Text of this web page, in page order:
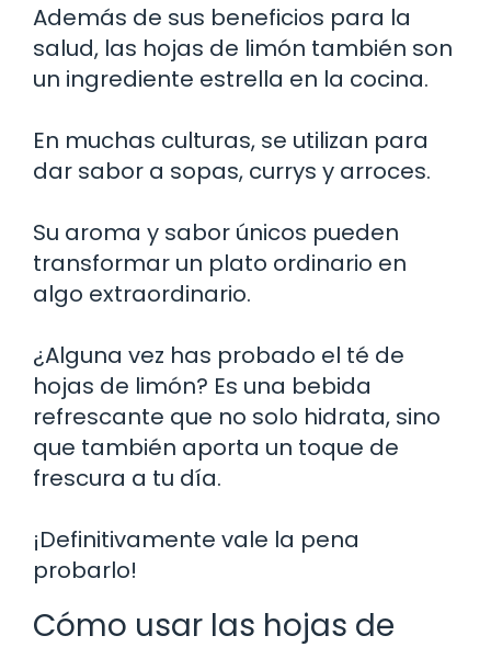
Además de sus beneficios para la
salud, las hojas de limón también son
un ingrediente estrella en la cocina.
En muchas culturas, se utilizan para
dar sabor a sopas, currys y arroces.
Su aroma y sabor únicos pueden
transformar un plato ordinario en
algo extraordinario.
¿Alguna vez has probado el té de
hojas de limón? Es una bebida
refrescante que no solo hidrata, sino
que también aporta un toque de
frescura a tu día.
¡Definitivamente vale la pena
probarlo!
Cómo usar las hojas de